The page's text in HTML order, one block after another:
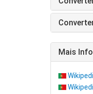
Mais